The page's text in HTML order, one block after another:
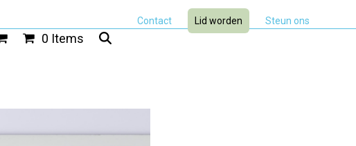
Contact Lid worden Steun ons
0 Items